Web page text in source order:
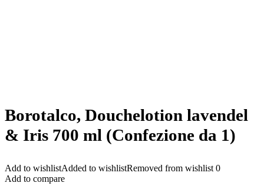
Borotalco, Douchelotion lavendel
& Iris 700 ml (Confezione da 1)
Add to wishlistAdded to wishlistRemoved from wishlist 0
Add to compare